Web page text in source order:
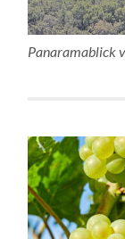
Panaramablick